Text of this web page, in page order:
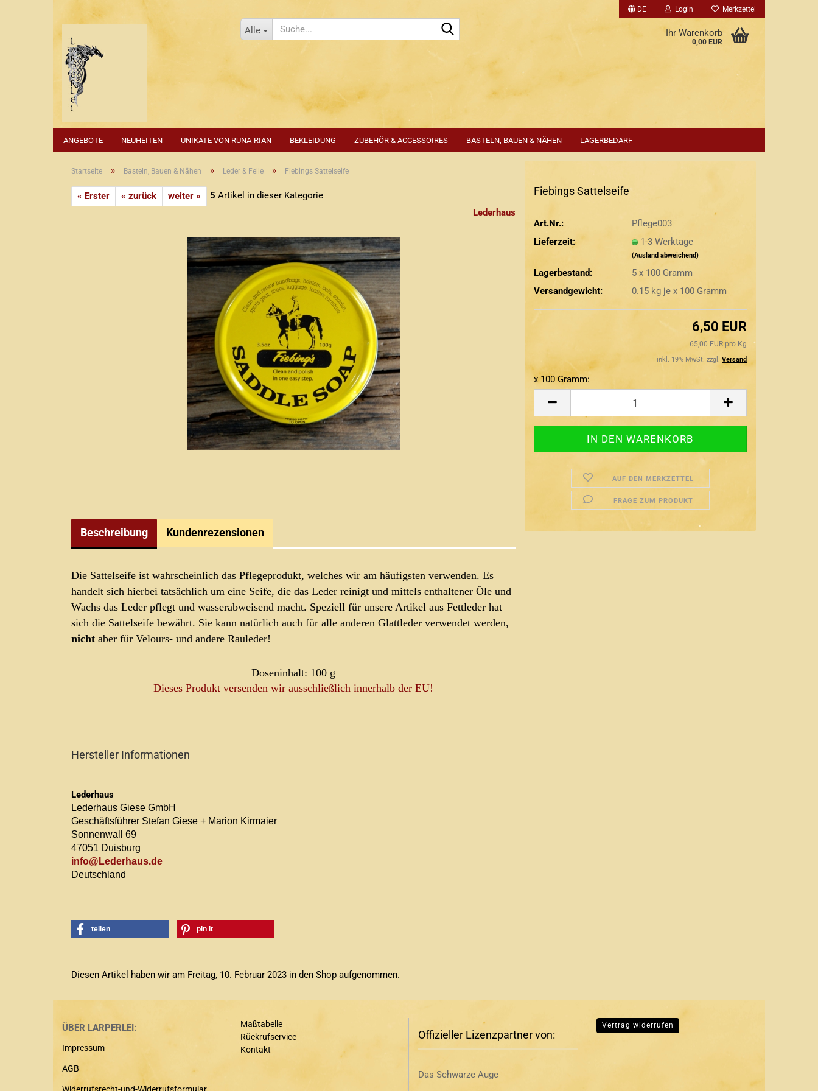
DE Login Merkzettel
Alle
Ihr Warenkorb
0,00 EUR
ANGEBOTE NEUHEITEN UNIKATE VON RUNA-RIAN BEKLEIDUNG ZUBEHÖR & ACCESSOIRES BASTELN, BAUEN & NÄHEN LAGERBEDARF
Startseite » Basteln, Bauen & Nähen » Leder & Felle » Fiebings Sattelseife
« Erster « zurück weiter » 5 Artikel in dieser Kategorie
Lederhaus
Fiebings Sattelseife
Art.Nr.:
Pflege003
Lieferzeit:
1-3 Werktage
(Ausland abweichend)
Lagerbestand: 5 x 100 Gramm
Versandgewicht:
0.15kg je x 100 Gramm
6,50 EUR
65,00 EUR pro Kg
inkl. 19% MwSt. zzgl. Versand
x 100 Gramm:
100
Gramm
AUF DEN MERKZETTEL
FRAGE ZUM PRODUKT
Beschreibung Kundenrezensionen
Die Sattelseife ist wahrscheinlich das Pflegeprodukt, welches wir am häufigsten verwenden. Es
handelt sich hierbei tatsächlich um eine Seife, die das Leder reinigt und mittels enthaltener Öle und
Wachs das Leder pflegt und wasserabweisend macht. Speziell für unsere Artikel aus Fettleder hat
sich die Sattelseife bewährt. Sie kann natürlich auch für alle anderen Glattleder verwendet werden,
nicht aber für Velours- und andere Rauleder!
Doseninhalt: 100 g
Dieses Produkt versenden wir ausschließlich innerhalb der EU!
Hersteller Informationen
Lederhaus
Lederhaus Giese GmbH
Geschäftsführer Stefan Giese + Marion Kirmaier
Sonnenwall 69
47051 Duisburg
info@Lederhaus.de
Deutschland
teilen pin it
Diesen Artikel haben wir am Freitag, 10. Februar 2023 in den Shop aufgenommen.
ÜBER LARPERLEI:
Impressum
AGB
Maßtabelle
Rückrufservice
Kontakt
Offizieller Lizenzpartner von:
Das Schwarze Auge
Vertrag widerrufen